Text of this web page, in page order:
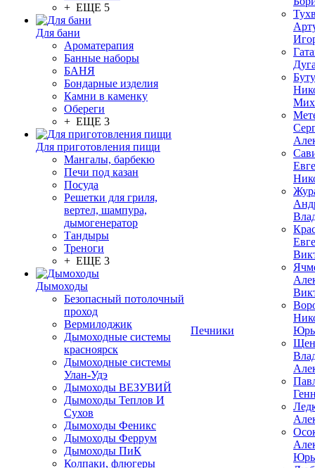
+ ЕЩЕ 5
Для бани
Ароматерапия
Банные наборы
БАНЯ
Бондарные изделия
Камни в каменку
Обереги
+ ЕЩЕ 3
Для приготовления пищи
Мангалы, барбекю
Печи под казан
Посуда
Решетки для гриля,
вертел, шампура,
дымогенератор
Тандыры
Треноги
+ ЕЩЕ 3
Дымоходы
Безопасный потолочный
проход
Вермилоджик
Дымоходные системы
красноярск
Дымоходные системы
Улан-Удэ
Дымоходы ВЕЗУВИЙ
Дымоходы Теплов И
Сухов
Дымоходы Феникс
Дымоходы Феррум
Дымоходы ПиК
Колпаки, флюгеры
Печники